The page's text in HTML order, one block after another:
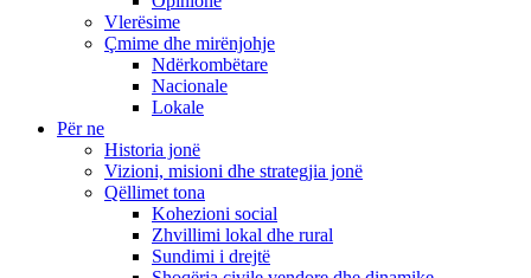
Vlerësime
Çmime dhe mirënjohje
Ndërkombëtare
Nacionale
Lokale
Për ne
Historia jonë
Vizioni, misioni dhe strategjia jonë
Qëllimet tona
Kohezioni social
Zhvillimi lokal dhe rural
Sundimi i drejtë